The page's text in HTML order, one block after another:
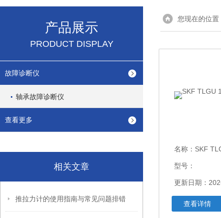
产品展示
PRODUCT DISPLAY
故障诊断仪
轴承故障诊断仪
查看更多
相关文章
推拉力计的使用指南与常见问题排错
您现在的位置
名称： SKF
型号：
更新日期：
查看详情